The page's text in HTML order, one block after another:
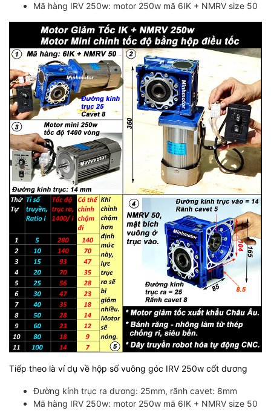
Mã hàng IRV 250w: motor 250w mã 6IK + NMRV size 50
Tiếp theo là ví dụ về hộp số vuông góc IRV 250w cốt dương
Đường kính trục ra dương: 25mm, rãnh cavet: 8mm
Mã hàng IRV 250w: motor 250w mã 6IK + NMRV size 50